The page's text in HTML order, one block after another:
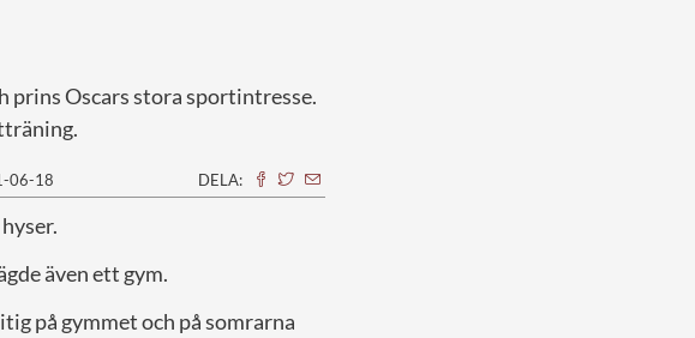
prins Oscars stora sportintresse.
06-18 DELA:
även ett gym.
på gymmet och på somrarna